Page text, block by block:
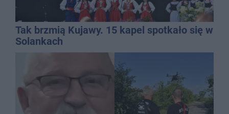
Tak brzmią Kujawy. 15 kapel spotkało się w
Solankach